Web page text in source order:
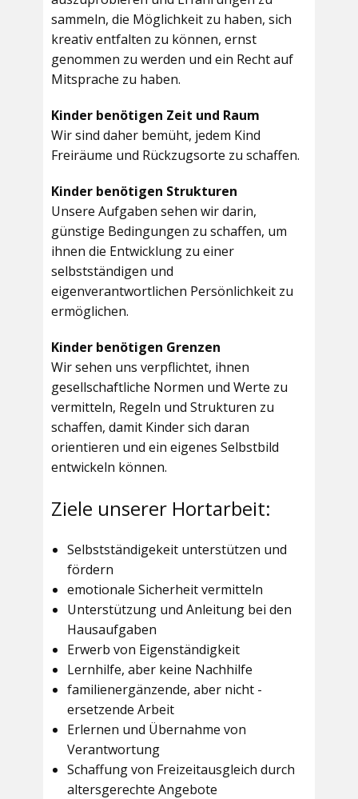
sammeln, die Möglichkeit zu haben, sich
kreativ entfalten zu können, ernst
genommen zu werden und ein Recht auf
Mitsprache zu haben.
Kinder benötigen Zeit und Raum
Wir sind daher bemüht, jedem Kind
Freiräume und Rückzugsorte zu schaffen.
Kinder benötigen Strukturen
Unsere Aufgaben sehen wir darin,
günstige Bedingungen zu schaffen, um
ihnen die Entwicklung zu einer
selbstständigen und
eigenverantwortlichen Persönlichkeit zu
ermöglichen.
Kinder benötigen Grenzen
Wir sehen uns verpflichtet, ihnen
gesellschaftliche Normen und Werte zu
vermitteln, Regeln und Strukturen zu
schaffen, damit Kinder sich daran
orientieren und ein eigenes Selbstbild
entwickeln können.
Ziele unserer Hortarbeit:
Selbstständigekeit unterstützen und
fördern
emotionale Sicherheit vermitteln
Unterstützung und Anleitung bei den
Hausaufgaben
Erwerb von Eigenständigkeit
Lernhilfe, aber keine Nachhilfe
familienergänzende, aber nicht -
ersetzende Arbeit
Erlernen und Übernahme von
Verantwortung
Schaffung von Freizeitausgleich durch
altersgerechte Angebote